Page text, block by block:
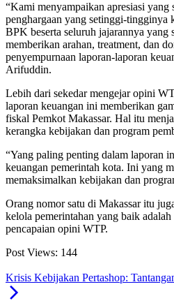
“Kami menyampaikan apresiasi yang
penghargaan yang setinggi-tingginya
BPK beserta seluruh jajarannya yang
memberikan arahan, treatment, dan
penyempurnaan laporan-laporan
Arifuddin.
Lebih dari sekedar mengejar opini
laporan keuangan ini memberikan
fiskal Pemkot Makassar. Hal itu
kerangka kebijakan dan program
“Yang paling penting dalam laporan
keuangan pemerintah kota. Ini yang
memaksimalkan kebijakan dan
Orang nomor satu di Makassar itu
kelola pemerintahan yang baik
pencapaian opini WTP.
Post Views: 144
Krisis Kebijakan Pertashop: